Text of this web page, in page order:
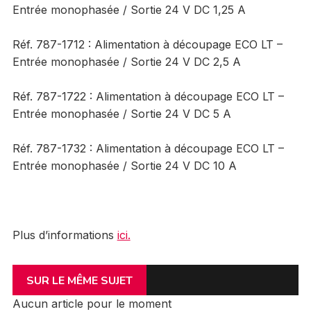
Entrée monophasée / Sortie 24 V DC 1,25 A
Réf. 787-1712 : Alimentation à découpage ECO LT –
Entrée monophasée / Sortie 24 V DC 2,5 A
Réf. 787-1722 : Alimentation à découpage ECO LT –
Entrée monophasée / Sortie 24 V DC 5 A
Réf. 787-1732 : Alimentation à découpage ECO LT –
Entrée monophasée / Sortie 24 V DC 10 A
Plus d’informations ici.
SUR LE MÊME SUJET
Aucun article pour le moment